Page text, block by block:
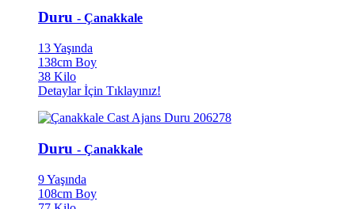
Duru - Çanakkale
13 Yaşında
138cm Boy
38 Kilo
Detaylar İçin Tıklayınız!
Duru - Çanakkale
9 Yaşında
108cm Boy